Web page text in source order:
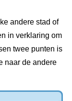
andere stad of
in verklaring om
twee punten is
naar de andere